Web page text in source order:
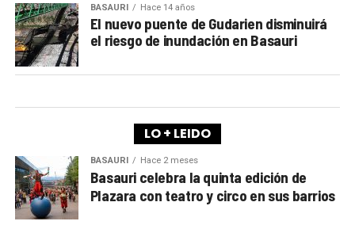
BASAURI Hace 14 años
El nuevo puente de Gudarien disminuirá
el riesgo de inundación en Basauri
LO + LEIDO
BASAURI Hace 2 meses
Basauri celebra la quinta edición de
Plazara con teatro y circo en sus barrios